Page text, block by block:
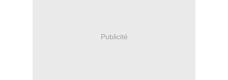
Publicité